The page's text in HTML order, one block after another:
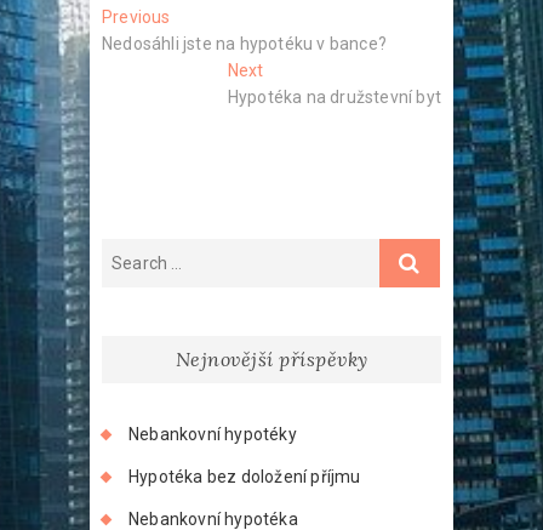
Navigace
pro
příspěvek
Previous
post:
Nedosáhli jste na hypotéku v bance?
NextNext
post:
Hypotéka na družstevní byt
Nejnovější příspěvky
Nebankovní hypotéky
Hypotéka bez doložení příjmu
Nebankovní hypotéka